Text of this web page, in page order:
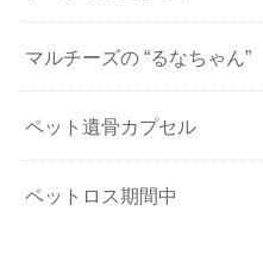
マルチーズの “るなちゃん”
ペット遺骨カプセル
ペットロス期間中